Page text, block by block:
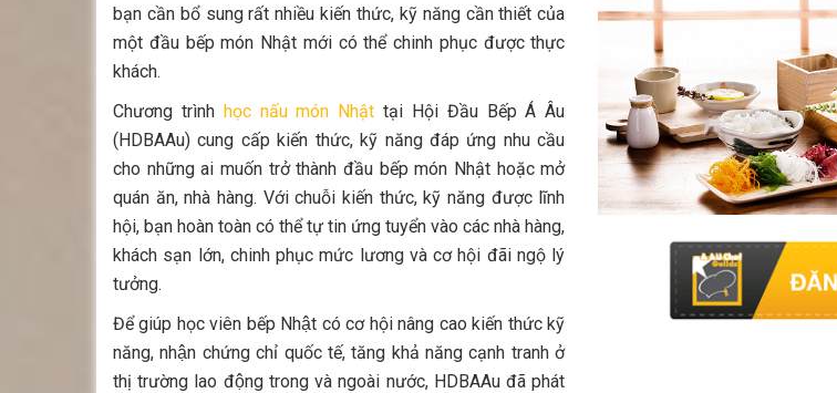
bạn cần bổ sung rất nhiều kiến thức, kỹ năng cần thiết của
một đầu bếp món Nhật mới có thể chinh phục được thực
khách.
Chương trình học nấu món Nhật tại Hội Đầu Bếp Á Âu
(HDBAAu) cung cấp kiến thức, kỹ năng đáp ứng nhu cầu
cho những ai muốn trở thành đầu bếp món Nhật hoặc mở
quán ăn, nhà hàng. Với chuỗi kiến thức, kỹ năng được lĩnh
hội, bạn hoàn toàn có thể tự tin ứng tuyển vào các nhà hàng,
khách sạn lớn, chinh phục mức lương và cơ hội đãi ngộ lý
tưởng.
Để giúp học viên bếp Nhật có cơ hội nâng cao kiến thức kỹ
năng, nhận chứng chỉ quốc tế, tăng khả năng cạnh tranh ở
thị trường lao động trong và ngoài nước, HDBAAu đã phát